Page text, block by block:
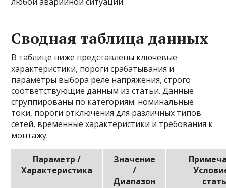
Сводная таблица данных
В таблице ниже представлены ключевые
характеристики, пороги срабатывания и
параметры выбора реле напряжения, строго
соответствующие данным из статьи. Данные
сгруппированы по категориям: номинальные
токи, пороги отключения для различных типов
сетей, временные характеристики и требования к
монтажу.
Параметр /
Характеристика
Значение
/
Диапазон